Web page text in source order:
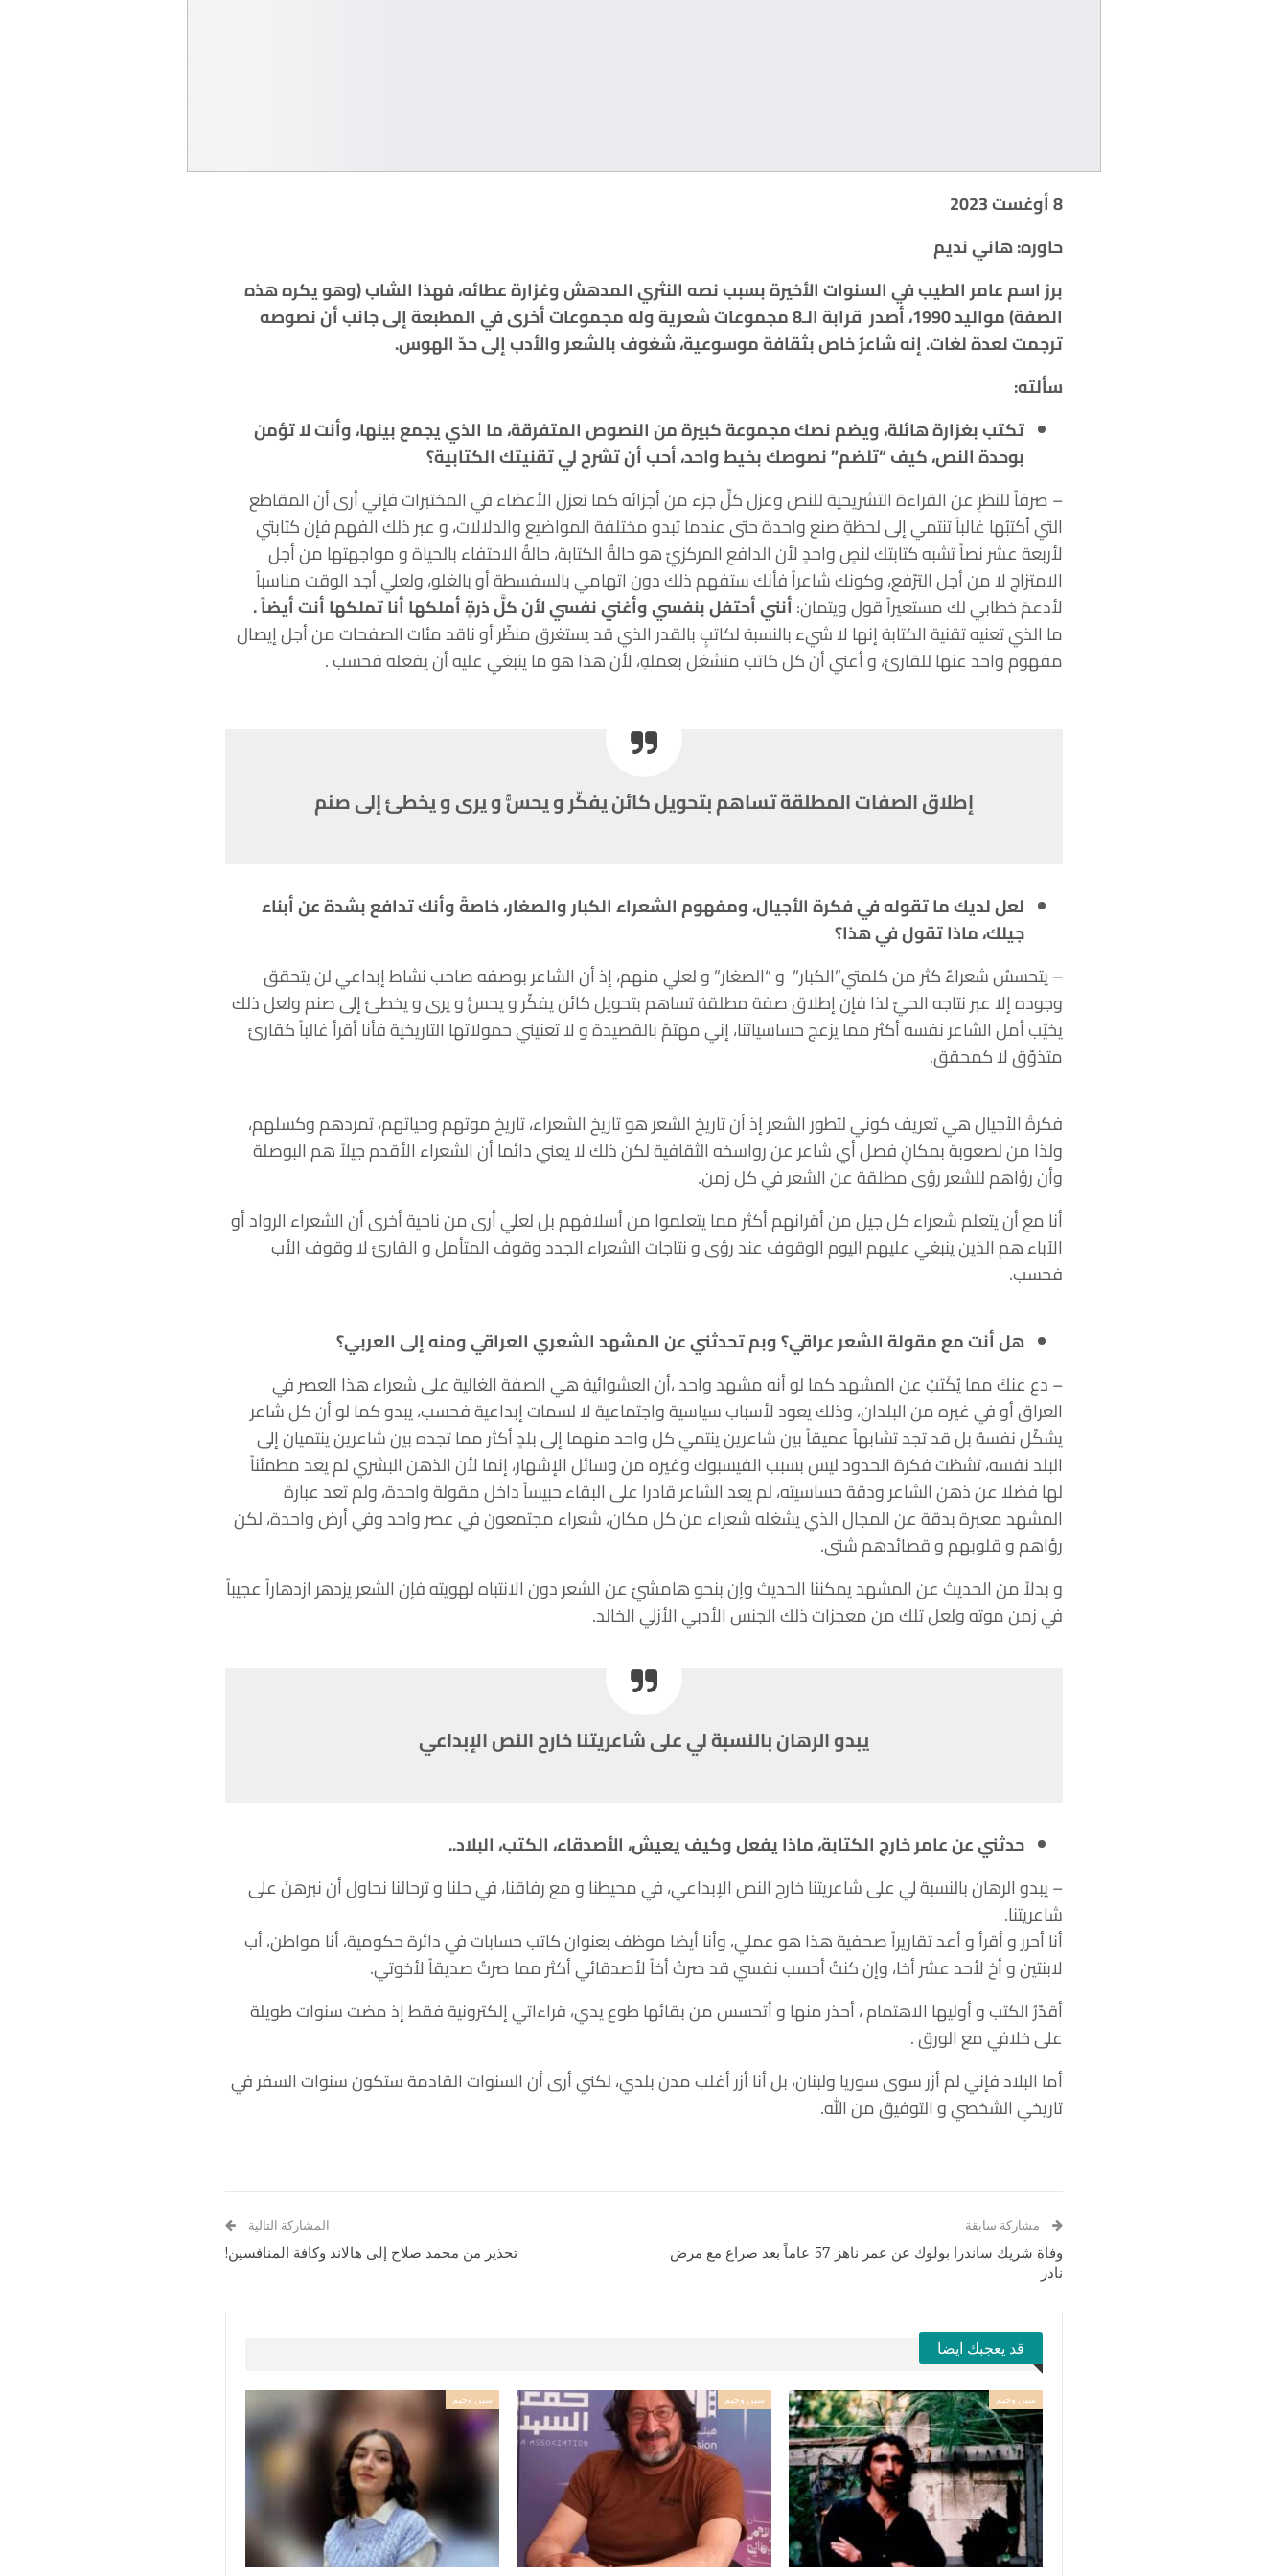
8 أوغست 2023
حاوره: هاني نديم
برز اسم عامر الطيب في السنوات الأخيرة بسبب نصه النثري المدهش وغزارة عطائه، فهذا الشاب (وهو يكره هذه
الصفة) مواليد 1990، أصدر قرابة الـ8 مجموعات شعرية وله مجموعات أخرى في المطبعة إلى جانب أن نصوصه
ترجمت لعدة لغات. إنه شاعرٌ خاص بثقافة موسوعية، شغوف بالشعر والأدب إلى حدّ الهوس.
سألته:
تكتب بغزارة هائلة، ويضم نصك مجموعة كبيرة من النصوص المتفرقة، ما الذي يجمع بينها، وأنت لا تؤمن
بوحدة النص، كيف “تلضم” نصوصك بخيط واحد، أحب أن تشرح لي تقنيتك الكتابية؟
– صرفاً للنظرِ عن القراءة التشريحية للنص وعزل كلِّ جزء من أجزائه كما تعزل الأعضاء في المختبرات فإني أرى أن المقاطع
التي أكتبُها غالباً تنتمي إلى لحظةِ صنع واحدة حتى عندما تبدو مختلفة المواضيع والدلالات، و عبر ذلك الفهم فإن كتابتي
لأربعة عشر نصاً تشبه كتابتك لنصٍ واحدٍ لأن الدافع المركزيّ هو حالةُ الكتابة، حالةُ الاحتفاء بالحياة و مواجهتها من أجل
الامتزاج لا من أجل الترّفع، وكونك شاعراً فأنك ستفهم ذلك دون اتهامي بالسفسطة أو بالغلو، ولعلي أجد الوقت مناسباً
لأدعمَ خطابي لك مستعيراً قول ويتمان:أنني أحتفل بنفسي وأغني نفسي لأن كلَّ ذرةٍ أملكها أنا تملكها أنت أيضاً .
ما الذي تعنيه تقنية الكتابة إنها لا شيء بالنسبة لكاتبٍ بالقدر الذي قد يستغرق منظّر أو ناقد مئات الصفحات من أجل إيصال
مفهوم واحد عنها للقارئ، و أعني أن كل كاتب منشغل بعملهِ، لأن هذا هو ما ينبغي عليه أن يفعله فحسب .
إطلاق الصفات المطلقة تساهم بتحويل كائن يفكّر و يحسُّ و يرى و يخطئ إلى صنم
لعل لديك ما تقوله في فكرة الأجيال، ومفهوم الشعراء الكبار والصغار، خاصةً وأنك تدافع بشدة عن أبناء
جيلك، ماذا تقول في هذا؟
– يتحسسُ شعراءٌ كثر من كلمتي”الكبار” و “الصغار” و لعلي منهم، إذ أن الشاعر بوصفه صاحب نشاط إبداعي لن يتحقق
وجوده إلا عبر نتاجه الحيّ لذا فإن إطلاق صفة مطلقة تساهم بتحويل كائن يفكّر و يحسُّ و يرى و يخطئ إلى صنم ولعل ذلك
يخيّب أمل الشاعر نفسه أكثر مما يزعج حساسياتنا، إني مهتمّ بالقصيدة و لا تعنيني حمولاتها التاريخية فأنا أقرأ غالباً كقارئ
متذوّق لا كمحقق.
فكرةُ الأجيال هي تعريف كوني لتطور الشعر إذ أن تاريخ الشعر هو تاريخ الشعراء، تاريخ موتهم وحياتهم، تمردهم وكسلهم،
ولذا من لصعوبة بمكانٍ فصل أي شاعر عن رواسخه الثقافية لكن ذلك لا يعني دائما أن الشعراء الأقدم جيلاً هم البوصلة
وأن رؤاهم للشعر رؤى مطلقة عن الشعر في كل زمن.
أنا مع أن يتعلم شعراء كل جيل من أقرانهم أكثر مما يتعلموا من أسلافهم بل لعلي أرى من ناحية أخرى أن الشعراء الرواد أو
الآباء هم الذين ينبغي عليهم اليوم الوقوف عند رؤى و نتاجات الشعراء الجدد وقوف المتأمل و القارئ لا وقوف الأب
فحسب.
هل أنت مع مقولة الشعر عراقي؟ وبم تحدثني عن المشهد الشعري العراقي ومنه إلى العربي؟
– دع عنكَ مما يُكَتبُ عن المشهد كما لو أنه مشهد واحد ،أن العشوائية هي الصفة الغالية على شعراء هذا العصر في
العراق أو في غيره من البلدان، وذلك يعود لأسباب سياسية واجتماعية لا لسمات إبداعية فحسب، يبدو كما لو أن كل شاعر
يشكّل نفسهُ بل قد تجد تشابهاً عميقاً بين شاعرين ينتمي كل واحد منهما إلى بلدٍ أكثر مما تجده بين شاعرين ينتميان إلى
البلد نفسه، تشظت فكرة الحدود ليس بسبب الفيسبوك وغيره من وسائل الإشهار، إنما لأن الذهن البشري لم يعد مطمئناً
لها فضلا عن ذهن الشاعر ودقة حساسيته، لم يعد الشاعر قادرا على البقاء حبيساً داخل مقولة واحدة، ولم تعد عبارة
المشهد معبرة بدقة عن المجال الذي يشغله شعراء من كل مكان، شعراء مجتمعون في عصر واحد وفي أرض واحدة، لكن
رؤاهم و قلوبهم و قصائدهم شتى.
و بدلاً من الحديث عن المشهد يمكننا الحديث وإن بنحو هامشيّ عن الشعر دون الانتباه لهويته فإن الشعر يزدهر ازدهاراً عجيباً
في زمن موته ولعل تلك من معجزات ذلك الجنس الأدبي الأزلي الخالد.
يبدو الرهان بالنسبة لي على شاعريتنا خارح النص الإبداعي
حدثني عن عامر خارج الكتابة، ماذا يفعل وكيف يعيش، الأصدقاء، الكتب، البلاد..
– يبدو الرهان بالنسبة لي على شاعريتنا خارح النص الإبداعي، في محيطنا و مع رفاقنا، في حلنا و ترحالنا نحاول أن نبرهنَ على
شاعريتنا.
أنا أحرر و أقرأ و أعد تقاريراً صحفية هذا هو عملي، وأنا أيضا موظف بعنوان كاتب حسابات في دائرة حكومية، أنا مواطن، أب
لابنتين و أخ لأحد عشر أخا، وإن كنتُ أحسب نفسي قد صرتُ أخاً لأصدقائي أكثر مما صرتُ صديقاً لأخوتي.
أقدّرُ الكتب و أوليها الاهتمام ، أحذر منها و أتحسس من بقائها طوع يدي، قراءاتي إلكترونية فقط إذ مضت سنوات طويلة
على خلافي مع الورق .
أما البلاد فإني لم أزر سوى سوريا ولبنان، بل أنا أزر أغلب مدن بلدي، لكني أرى أن السنوات القادمة ستكون سنوات السفر في
تاريخي الشخصي و التوفيق من الله.
مشاركة سابقة
وفاة شريك ساندرا بولوك عن عمر ناهز 57 عاماً بعد صراع مع مرض
نادر
المشاركة التالية
تحذير من محمد صلاح إلى هالاند وكافة المنافسين!
قد يعجبك ايضا
سين وجيم سين وجيم سين وجيم